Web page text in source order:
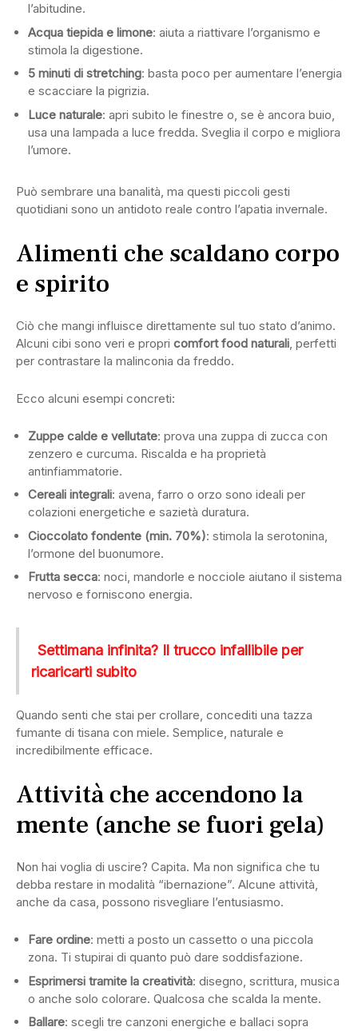
l’abitudine.
Acqua tiepida e limone: aiuta a riattivare l’organismo e
stimola la digestione.
5 minuti di stretching: basta poco per aumentare l’energia
e scacciare la pigrizia.
Luce naturale: apri subito le finestre o, se è ancora buio,
usa una lampada a luce fredda. Sveglia il corpo e migliora
l’umore.
Può sembrare una banalità, ma questi piccoli gesti
quotidiani sono un antidoto reale contro l’apatia invernale.
Alimenti che scaldano corpo
e spirito
Ciò che mangi influisce direttamente sul tuo stato d’animo.
Alcuni cibi sono veri e propri comfort food naturali , perfetti
per contrastare la malinconia da freddo.
Ecco alcuni esempi concreti:
Zuppe calde e vellutate: prova una zuppa di zucca con
zenzero e curcuma. Riscalda e ha proprietà
antinfiammatorie.
Cereali integrali: avena, farro o orzo sono ideali per
colazioni energetiche e sazietà duratura.
Cioccolato fondente (min. 70%): stimola la serotonina,
l’ormone del buonumore.
Frutta secca: noci, mandorle e nocciole aiutano il sistema
nervoso e forniscono energia.
Settimana infinita? Il trucco infallibile per
ricaricarti subito
Quando senti che stai per crollare, concediti una tazza
fumante di tisana con miele. Semplice, naturale e
incredibilmente efficace.
Attività che accendono la
mente (anche se fuori gela)
Non hai voglia di uscire? Capita. Ma non significa che tu
debba restare in modalità “ibernazione”. Alcune attività,
anche da casa, possono risvegliare l’entusiasmo.
Fare ordine: metti a posto un cassetto o una piccola
zona. Ti stupirai di quanto può dare soddisfazione.
Esprimersi tramite la creatività: disegno, scrittura, musica
o anche solo colorare. Qualcosa che scalda la mente.
Ballare: scegli tre canzoni energiche e ballaci sopra